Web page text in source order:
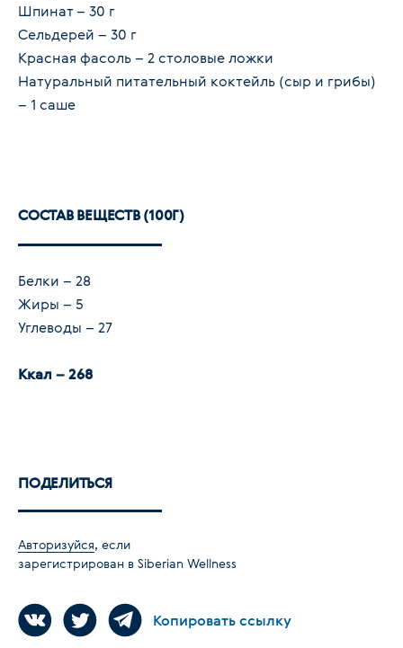
Шпинат – 30 г
Сельдерей – 30 г
Красная фасоль – 2 столовые ложки
Натуральный питательный коктейль (сыр и грибы)
– 1 саше
СОСТАВ ВЕЩЕСТВ (100Г)
Белки – 28
Жиры – 5
Углеводы – 27
Ккал – 268
ПОДЕЛИТЬСЯ
Авторизуйся, если
зарегистрирован в Siberian Wellness
Копировать ссылку